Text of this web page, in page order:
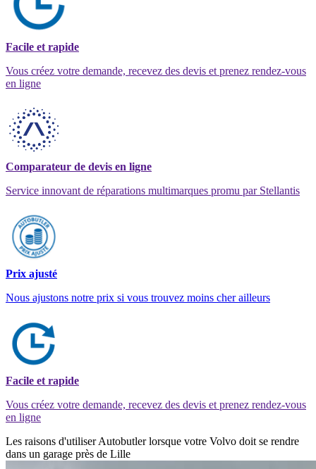
Facile et rapide
Vous créez votre demande, recevez des devis et prenez rendez-vous
en ligne
Comparateur de devis en ligne
Service innovant de réparations multimarques promu par Stellantis
Prix ajusté
Nous ajustons notre prix si vous trouvez moins cher ailleurs
Facile et rapide
Vous créez votre demande, recevez des devis et prenez rendez-vous
en ligne
Les raisons d'utiliser Autobutler lorsque votre Volvo doit se rendre
dans un garage près de Lille